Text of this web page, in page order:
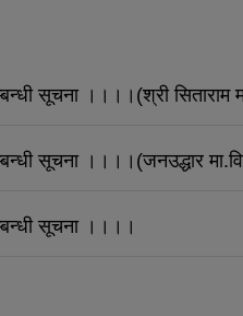
सूचना ।।।।(श्री सिताराम
सूचना ।।।।(जनउद्धार
सूचना ।।।।